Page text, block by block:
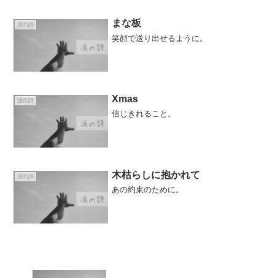
涙の詩 まな板
笑顔で送り出せるように。
涙の詩 Xmas
信じきれること。
涙の詩 木枯らしに抱かれて
あの約束のために。